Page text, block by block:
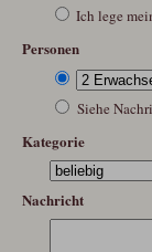
Ich lege
Personen
Siehe
Kategorie
Nachricht